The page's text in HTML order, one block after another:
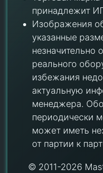
принадлежит
Изображения
указанные
незначительно
реального
избежания
актуальную
менеджера.
периодически
может иметь
от партии к
© 2011-2026